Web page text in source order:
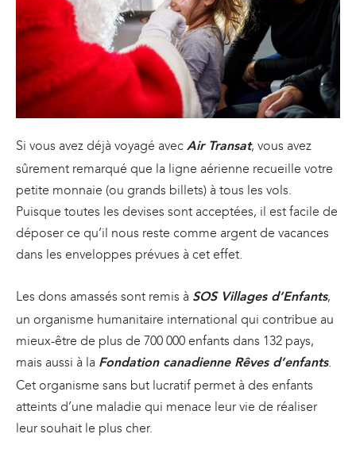
Si vous avez déjà voyagé avec Air Transat, vous avez
sûrement remarqué que la ligne aérienne recueille votre
petite monnaie (ou grands billets) à tous les vols.
Puisque toutes les devises sont acceptées, il est facile de
déposer ce qu’il nous reste comme argent de vacances
dans les enveloppes prévues à cet effet.
Les dons amassés sont remis à SOS Villages d’Enfants,
un organisme humanitaire international qui contribue au
mieux-être de plus de 700 000 enfants dans 132 pays,
mais aussi à la Fondation canadienne Rêves d’enfants.
Cet organisme sans but lucratif permet à des enfants
atteints d’une maladie qui menace leur vie de réaliser
leur souhait le plus cher.